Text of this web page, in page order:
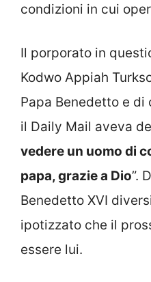
condizioni in cui
Il porporato in
Kodwo Appiah
Papa Benedetto e di
il Daily Mail aveva
vedere un uomo di
papa, grazie a Dio”.
Benedetto XVI
ipotizzato che il
essere lui.